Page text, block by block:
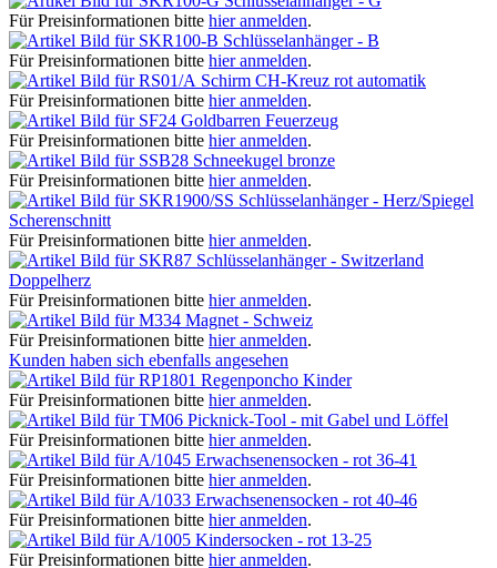
Für Preisinformationen bitte hier anmelden.
Schlüsselanhänger - B
Für Preisinformationen bitte hier anmelden.
Schirm CH-Kreuz rot automatik
Für Preisinformationen bitte hier anmelden.
Goldbarren Feuerzeug
Für Preisinformationen bitte hier anmelden.
Schneekugel bronze
Für Preisinformationen bitte hier anmelden.
Schlüsselanhänger - Herz/Spiegel
Scherenschnitt
Für Preisinformationen bitte hier anmelden.
Schlüsselanhänger - Switzerland
Doppelherz
Für Preisinformationen bitte hier anmelden.
Magnet - Schweiz
Für Preisinformationen bitte hier anmelden.
Kunden haben sich ebenfalls angesehen
Regenponcho Kinder
Für Preisinformationen bitte hier anmelden.
Picknick-Tool - mit Gabel und Löffel
Für Preisinformationen bitte hier anmelden.
Erwachsenensocken - rot 36-41
Für Preisinformationen bitte hier anmelden.
Erwachsenensocken - rot 40-46
Für Preisinformationen bitte hier anmelden.
Kindersocken - rot 13-25
Für Preisinformationen bitte hier anmelden.